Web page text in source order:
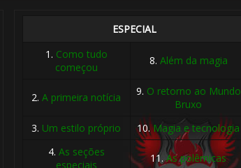
ESPECIAL
1. Como tudo
começou
8. Além da magia
2.A primeira notícia 9. O retorno ao Mundo
Bruxo
3. Um estilo próprio 10.Magia e tecnologia
4. As seções
especiais
11.As polêmicas
⚡